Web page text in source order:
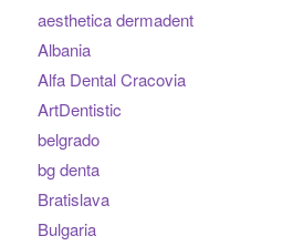
aesthetica dermadent
Albania
Alfa Dental Cracovia
ArtDentistic
belgrado
bg denta
Bratislava
Bulgaria